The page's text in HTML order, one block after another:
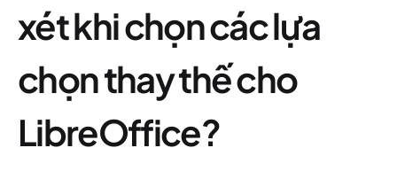
xét khi chọn các lựa
chọn thay thế cho
LibreOffice?